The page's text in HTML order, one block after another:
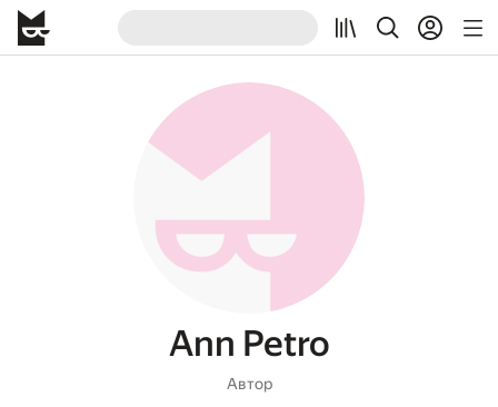
Ann Petro
Автор